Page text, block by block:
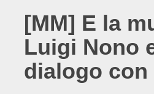
[MM] E la
Luigi Nono
dialogo con